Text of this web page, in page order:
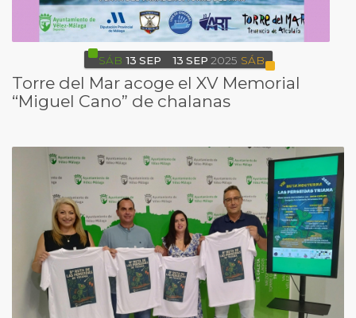
SÁB 13 SEP 13 SEP 2025 SÁB
Torre del Mar acoge el XV Memorial
“Miguel Cano” de chalanas